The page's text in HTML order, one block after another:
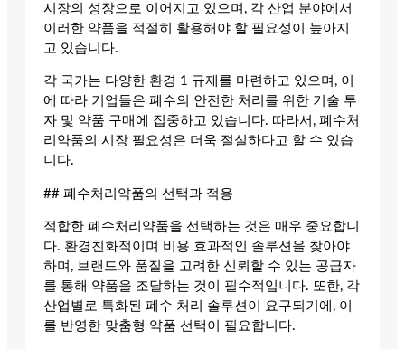
시장의 성장으로 이어지고 있으며, 각 산업 분야에서
이러한 약품을 적절히 활용해야 할 필요성이 높아지
고 있습니다.
각 국가는 다양한 환경 1 규제를 마련하고 있으며, 이
에 따라 기업들은 폐수의 안전한 처리를 위한 기술 투
자 및 약품 구매에 집중하고 있습니다. 따라서, 폐수처
리약품의 시장 필요성은 더욱 절실하다고 할 수 있습
니다.
## 폐수처리약품의 선택과 적용
적합한 폐수처리약품을 선택하는 것은 매우 중요합니
다. 환경친화적이며 비용 효과적인 솔루션을 찾아야
하며, 브랜드와 품질을 고려한 신뢰할 수 있는 공급자
를 통해 약품을 조달하는 것이 필수적입니다. 또한, 각
산업별로 특화된 폐수 처리 솔루션이 요구되기에, 이
를 반영한 맞춤형 약품 선택이 필요합니다.